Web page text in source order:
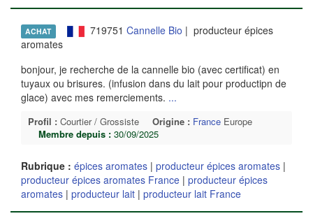
ACHAT 719751 Cannelle Bio | producteur épices
aromates
bonjour, je recherche de la cannelle bio (avec certificat) en
tuyaux ou brisures. (infusion dans du lait pour productipn de
glace) avec mes remerciements. ...
Profil : Courtier / Grossiste Origine : France Europe
Membre depuis : 30/09/2025
Rubrique : épices aromates | producteur épices aromates |
producteur épices aromates France | producteur épices
aromates | producteur lait | producteur lait France